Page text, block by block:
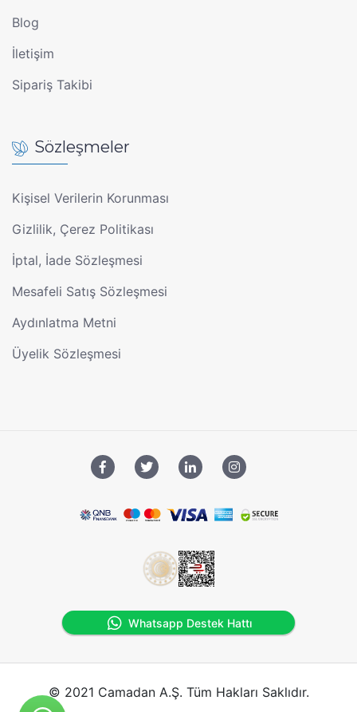
Blog
İletişim
Sipariş Takibi
Sözleşmeler
Kişisel Verilerin Korunması
Gizlilik, Çerez Politikası
İptal, İade Sözleşmesi
Mesafeli Satış Sözleşmesi
Aydınlatma Metni
Üyelik Sözleşmesi
Whatsapp Destek Hattı
© 2021 Camadan A.Ş. Tüm Hakları Saklıdır.